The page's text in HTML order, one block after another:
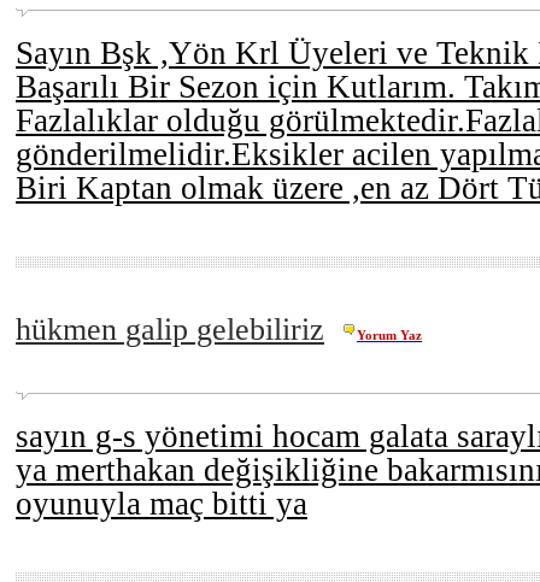
Sayın Bşk ,Yön Krl Üyeleri ve
Başarılı Bir Sezon için Kutlarım.
Fazlalıklar olduğu
gönderilmelidir.Eksikler acilen
Biri Kaptan olmak üzere ,en az Dört
hükmen galip gelebiliriz Yorum Yaz
sayın g-s yönetimi hocam galata
ya merthakan değişikliğine
oyunuyla maç bitti ya